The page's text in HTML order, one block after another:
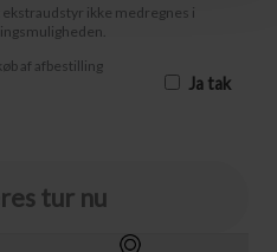
ikke medregnes i
af afbestilling
Ja tak
tur nu